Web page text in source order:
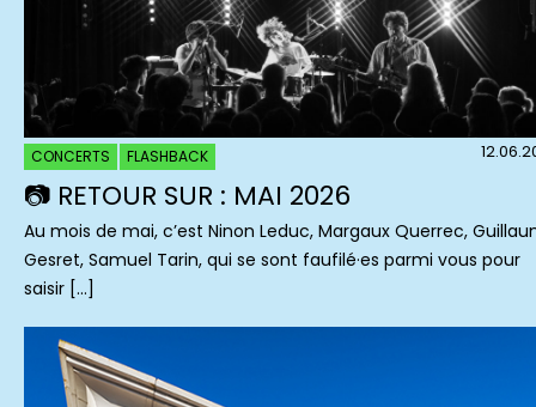
CONCERTS FLASHBACK
📷 RETOUR SUR : MAI 2026
Au mois de mai, c’est Ninon Leduc, Margaux Querrec,
Gesret, Samuel Tarin, qui se sont faufilé·es parmi vous pour
saisir […]